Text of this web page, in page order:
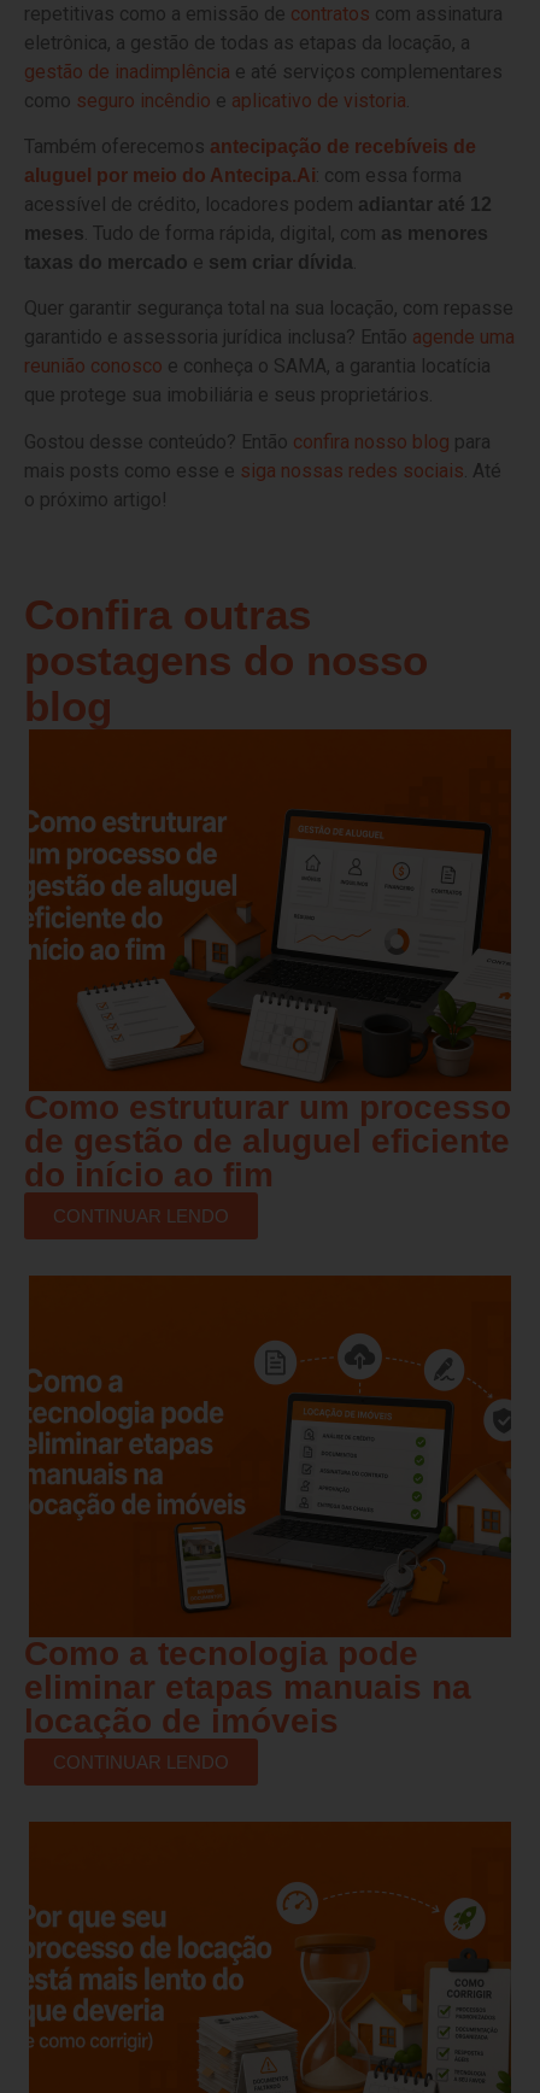
repetitivas como a emissão de contratos com assinatura
eletrônica, a gestão de todas as etapas da locação, a
gestão de inadimplência e até serviços complementares
como seguro incêndio e aplicativo de vistoria
Também oferecemos antecipação de recebíveis de
aluguel por meio do Antecipa.Ai: com essa forma
acessível de crédito, locadores podem adiantar até 12
meses. Tudo de forma rápida, digital, com as menores
taxas do mercado e sem criar dívida.
Quer garantir segurança total na sua locação, com repasse
garantido e assessoria jurídica inclusa? Então agende uma
reunião conosco e conheça o SAMA, a garantia locatícia
que protege sua imobiliária e seus proprietários.
Gostou desse conteúdo? Então confira nosso blog para
mais posts como esse e siga nossas redes sociais . Até
o próximo artigo!
Confira outras
postagens do nosso
blog
Como estruturar um processo
de gestão de aluguel eficiente
do início ao fim
CONTINUAR LENDO
Como a tecnologia pode
eliminar etapas manuais na
locação de imóveis
CONTINUAR LENDO